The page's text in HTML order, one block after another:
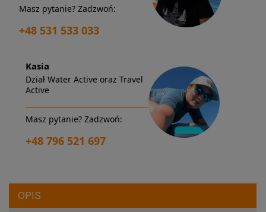
Masz pytanie? Zadzwoń:
+48 531 533 033
Kasia
Dział Water Active oraz Travel
Active
Masz pytanie? Zadzwoń:
+48 796 521 697
OPIS